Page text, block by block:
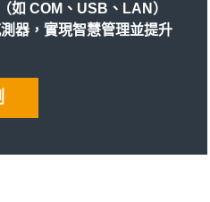
如 COM、USB、LAN）
器，實現智慧管理並提升